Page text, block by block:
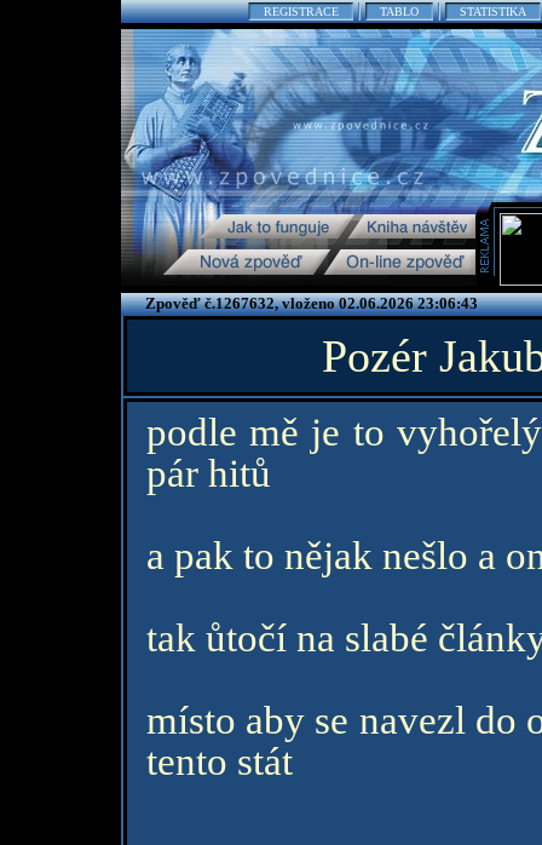
REGISTRACE TABLO STATISTIKA
Zpověď č.1267632, vloženo 02.06.2026 23:06:43
Pozér
podle mě je to
pár hitů
a pak to nějak nešlo a
tak ůtočí na slabé
místo aby se navezl do
tento stát